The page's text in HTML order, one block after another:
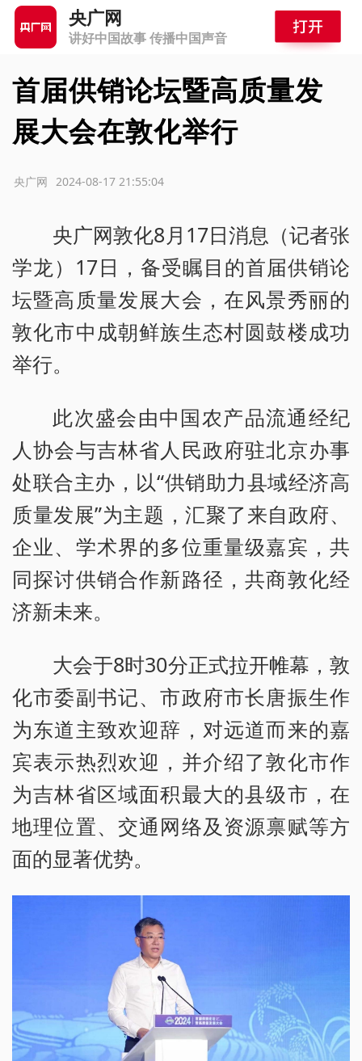
央广网
讲好中国故事 传播中国声音
首届供销论坛暨高质量发
展大会在敦化举行
2024-08-17 21:55:04
央广网
央广网敦化8月17日消息（记者张
学龙）17日，备受瞩目的首届供销论
坛暨高质量发展大会，在风景秀丽的
敦化市中成朝鲜族生态村圆鼓楼成功
举行。
此次盛会由中国农产品流通经纪
人协会与吉林省人民政府驻北京办事
处联合主办，以“供销助力县域经济高
质量发展”为主题，汇聚了来自政府、
企业、学术界的多位重量级嘉宾，共
同探讨供销合作新路径，共商敦化经
济新未来。
大会于8时30分正式拉开帷幕，敦
化市委副书记、市政府市长唐振生作
为东道主致欢迎辞，对远道而来的嘉
宾表示热烈欢迎，并介绍了敦化市作
为吉林省区域面积最大的县级市，在
地理位置、交通网络及资源禀赋等方
面的显著优势。